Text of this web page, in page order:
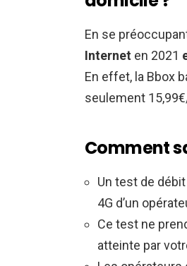
En se
Internet en 2021
En effet, la Bbox
seulement
Comment
Un test de
4G d’un
Ce test ne
atteinte par